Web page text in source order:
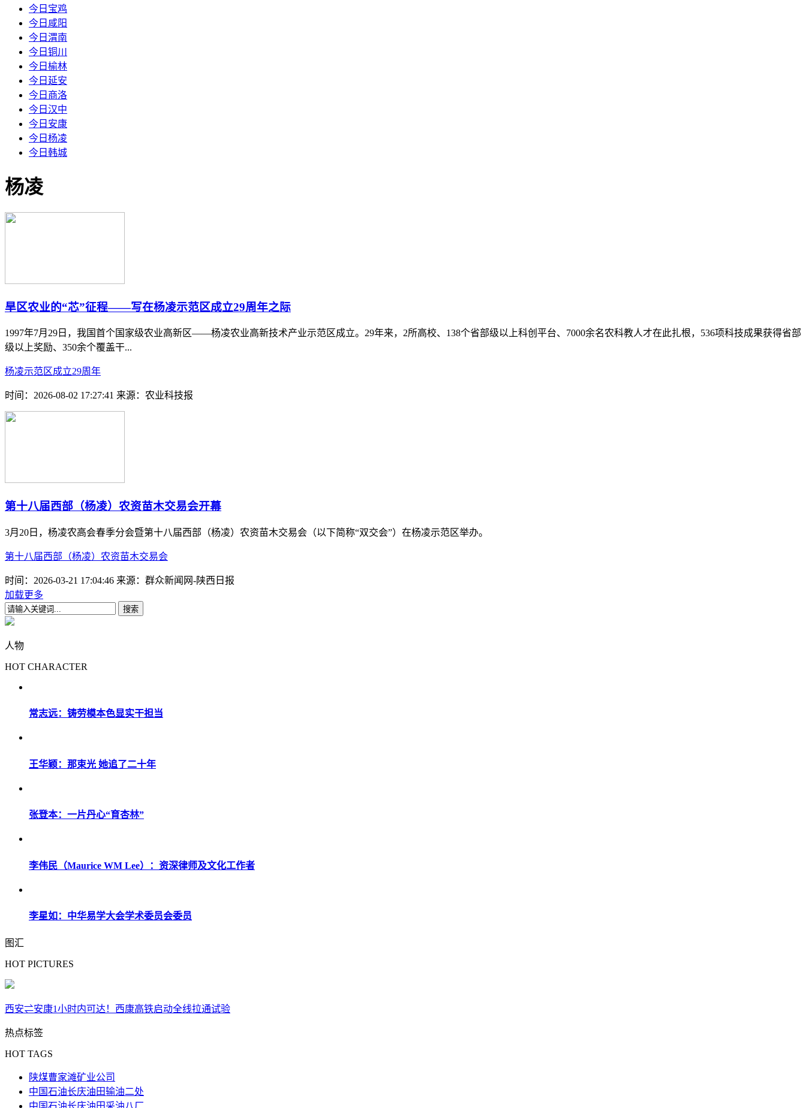
今日宝鸡
今日咸阳
今日渭南
今日铜川
今日榆林
今日延安
今日商洛
今日汉中
今日安康
今日杨凌
今日韩城
杨凌
旱区农业的“芯”征程——写在杨凌示范区成立29周年之际
1997年7月29日，我国首个国家级农业高新区——杨凌农业高新技术产业示范区成立。29年来，2所高校、138个省部级以上科创平台、7000余名农科教人才在此扎根，536项科技成果获得省部
级以上奖励、350余个覆盖干...
杨凌示范区成立29周年
时间：2026-08-02 17:27:41 来源：农业科技报
第十八届西部（杨凌）农资苗木交易会开幕
3月20日，杨凌农高会春季分会暨第十八届西部（杨凌）农资苗木交易会（以下简称“双交会”）在杨凌示范区举办。
第十八届西部（杨凌）农资苗木交易会
时间：2026-03-21 17:04:46 来源：群众新闻网-陕西日报
加载更多
人物
HOT CHARACTER
常志远：铸劳模本色显实干担当
王华颖：那束光 她追了二十年
张登本：一片丹心“育杏林”
李伟民（Maurice WM Lee）：资深律师及文化工作者
李星如：中华易学大会学术委员会委员
图汇
HOT PICTURES
西安⇌安康1小时内可达！西康高铁启动全线拉通试验
热点标签
HOT TAGS
陕煤曹家滩矿业公司
中国石油长庆油田输油二处